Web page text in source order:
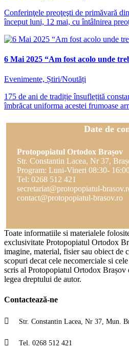
Conferinţele preoţeşti de primăvară
început luni, 12 mai, cu întâlnirea
6 Mai 2025 “Am fost acolo unde
Evenimente, Știri/Noutăți
175 de ani de tradiție însuflețită
îmbrăcat uniforma acestei frumoase
Date de
Protopopiatul Ortodox Brașov
Str. Constantin Lacea, Nr 37,
Program: Luni-Vineri 08:30-
Tel: 0268 512 421
secretariat@protopopiatul-
contact@protopopiatul-brasov.ro
Toate informatiile si materialele
exclusivitate Protopopiatul Ortodox
imagine, material, fisier sau obiect de
scopuri decat cele necomerciale si
scris al Protopopiatul Ortodox Brașov
legea dreptului de autor.
Contactează-ne
Str. Constantin Lacea, Nr 37, Mun.
Tel. 0268 512 421